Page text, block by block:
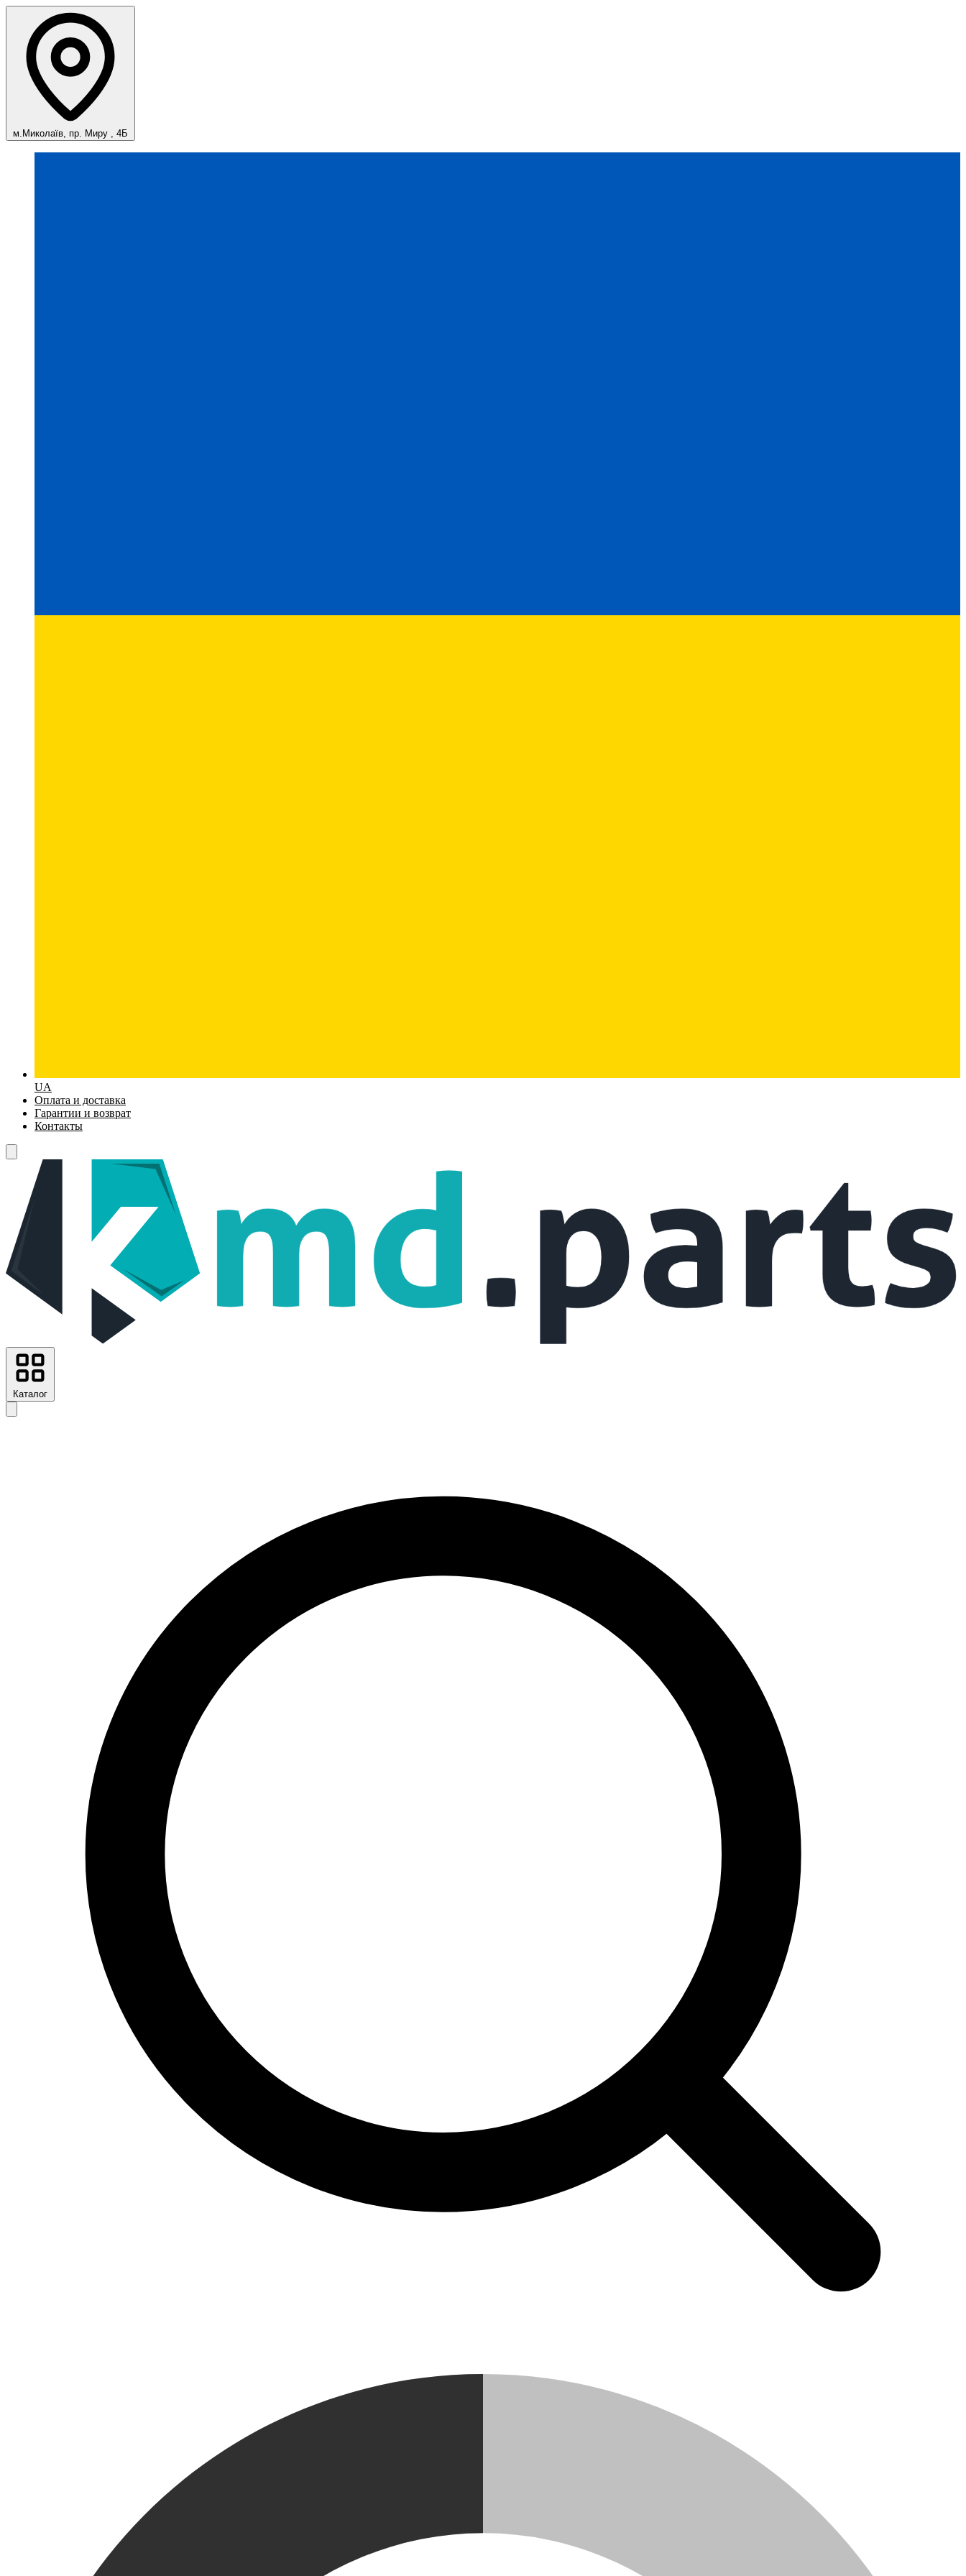
м.Миколаїв, пр. Миру , 4Б
UA
Оплата и доставка
Гарантии и возврат
Контакты
Каталог